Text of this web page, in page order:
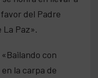
del Padre
La Paz».
con
la carpa de